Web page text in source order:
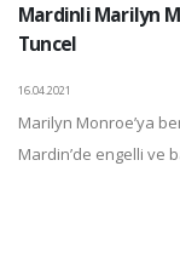
Mardinli Marilyn
Tuncel
16.04.2021
Marilyn Monroe’ya
Mardin’de engelli ve